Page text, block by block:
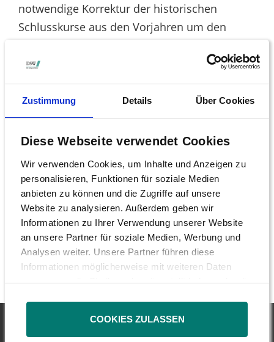
Zustimmung Details Über Cookies
Diese Webseite verwendet Cookies
Wir verwenden Cookies, um Inhalte und Anzeigen zu
personalisieren, Funktionen für soziale Medien
anbieten zu können und die Zugriffe auf unsere
Website zu analysieren. Außerdem geben wir
Informationen zu Ihrer Verwendung unserer Website
an unsere Partner für soziale Medien, Werbung und
Analysen weiter. Unsere Partner führen diese
Informationen möglicherweise mit weiteren Daten
zusammen, die Sie ihnen bereitgestellt haben oder die
COOKIES ZULASSEN
notwendige Korrektur der historischen
Schlusskurse aus den Vorjahren um den
Datenlieferant Bloomberg hierüber nicht
rechtzeitig informierte.
Für die Ein-Jahres-Entwicklung ergibt sich
minus 66,5 Prozent). Für den Drei-Jahres-
Zeitraum lautet das korrekte Kursplus 66,3
Prozent per annum (statt 15,3 Prozent) und
für das Fünf-Jahres-Intervall muss die
korrigierte Wertangabe minus 10,9 Prozent
lauten (statt minus 21,3 Prozent). Mit der
korrekten Bewertung wäre Freenet.de nicht
auf der DSW-Watchlist gelandet.